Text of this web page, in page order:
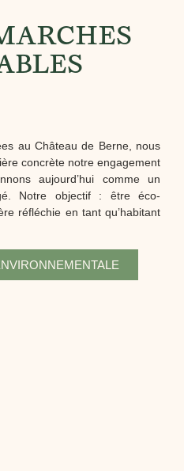
au Château de Berne, nous
concrète notre engagement
aujourd’hui comme un
Notre objectif : être éco-
réfléchie en tant qu’habitant